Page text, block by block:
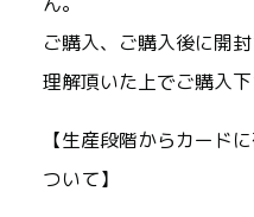
ん。
ご購入、ご購入後に開
理解頂いた上でご購入下
【生産段階からカード
ついて】